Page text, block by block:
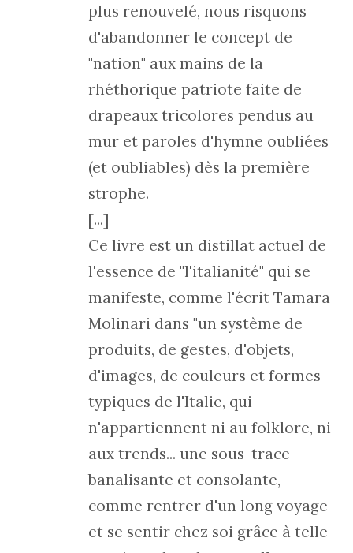
plus renouvelé, nous risquons
d'abandonner le concept de
"nation" aux mains de la
rhéthorique patriote faite de
drapeaux tricolores pendus au
mur et paroles d'hymne oubliées
(et oubliables) dès la première
strophe.
[...]
Ce livre est un distillat actuel de
l'essence de "l'italianité" qui se
manifeste, comme l'écrit Tamara
Molinari dans "un système de
produits, de gestes, d'objets,
d'images, de couleurs et formes
typiques de l'Italie, qui
n'appartiennent ni au folklore, ni
aux trends... une sous-trace
banalisante et consolante,
comme rentrer d'un long voyage
et se sentir chez soi grâce à telle